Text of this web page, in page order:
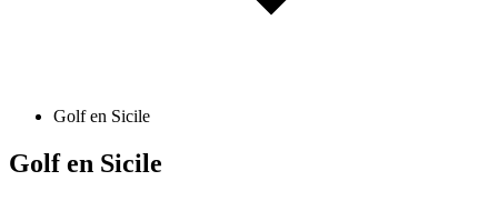
Golf en Sicile
Golf en Sicile